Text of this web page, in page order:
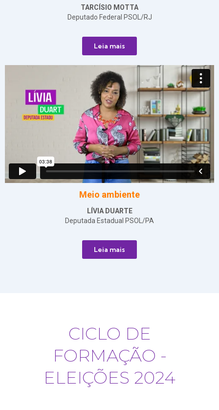
TARCÍSIO MOTTA
Deputado Federal PSOL/RJ
Leia mais
Meio ambiente
LÍVIA DUARTE
Deputada Estadual PSOL/PA
Leia mais
CICLO DE
FORMAÇÃO -
ELEIÇÕES 2024